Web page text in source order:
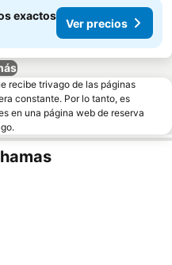
exactos
Ver precios
recibe trivago de las páginas
constante. Por lo tanto, es
en una página web de reserva